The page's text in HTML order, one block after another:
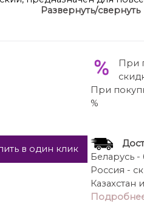
Горловина с V-
проймой, на
плечевого шва. Застёжка
пояс,
рукава от горловины
Развернуть/свернуть
в один клик
При
При
%
Беларусь -
Россия -